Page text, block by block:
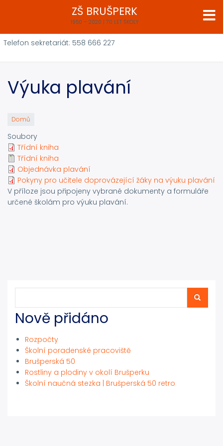
obsahu
ZŠ BRUŠPERK
1950 – 2020 | 70 LET ŠKOLY
Telefon sekretariát: 558 666 227
Výuka plavání
Domů
Soubory
Třídní kniha
Třídní kniha
Objednávka plavání
Pokyny pro učitele doprovázející žáky na výuku plavání
V příloze jsou připojeny vybrané dokumenty a formuláře
určené školám pro výuku plavání.
Nově přidáno
Rozpočty
Školní poradenské pracoviště
Brušperská 50
Rostliny a plodiny v okolí Brušperku
Školní naučná stezka | Brušperská 50 retro